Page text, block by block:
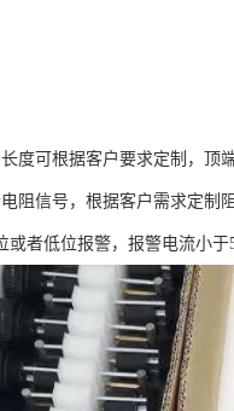
度可根据客户要求定制，顶
阻信号，根据客户需求定制
者低位报警，报警电流小于